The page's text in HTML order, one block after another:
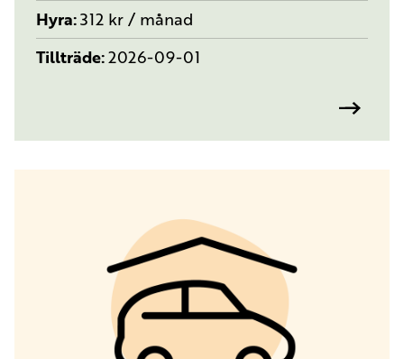
Hyra 312 kr / månad
Tillträde 2026-09-01